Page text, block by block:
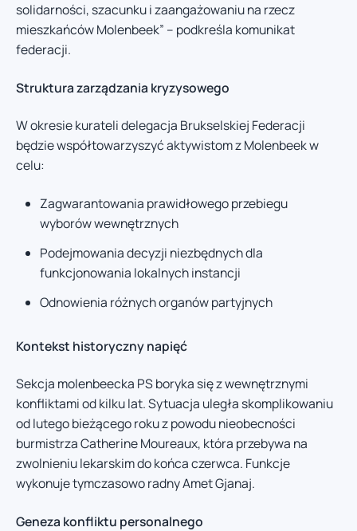
solidarności, szacunku i zaangażowaniu na rzecz
mieszkańców Molenbeek” – podkreśla komunikat
federacji.
Struktura zarządzania kryzysowego
W okresie kurateli delegacja Brukselskiej Federacji
będzie współtowarzyszyć aktywistom z Molenbeek w
celu:
Zagwarantowania prawidłowego przebiegu
wyborów wewnętrznych
Podejmowania decyzji niezbędnych dla
funkcjonowania lokalnych instancji
Odnowienia różnych organów partyjnych
Kontekst historyczny napięć
Sekcja molenbeecka PS boryka się z wewnętrznymi
konfliktami od kilku lat. Sytuacja uległa skomplikowaniu
od lutego bieżącego roku z powodu nieobecności
burmistrza Catherine Moureaux, która przebywa na
zwolnieniu lekarskim do końca czerwca. Funkcje
wykonuje tymczasowo radny Amet Gjanaj.
Geneza konfliktu personalnego